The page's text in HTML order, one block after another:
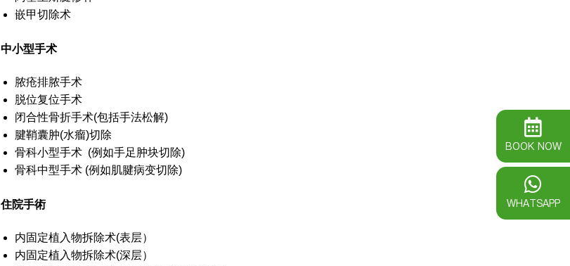
嵌甲切除术
中小型手术
脓疮排脓手术
脱位复位手术
闭合性骨折手术(包括手法松解)
腱鞘囊肿(水瘤)切除
骨科小型手术 (例如手足肿块切除)
骨科中型手术 (例如肌腱病变切除)
住院手術
内固定植入物拆除术(表层）
内固定植入物拆除术(深层）
BOOK NOW
WHATSAPP